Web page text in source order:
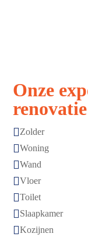
Onze
renovatie
Zolder
Woning
Wand
Vloer
Toilet
Slaapkamer
Kozijnen